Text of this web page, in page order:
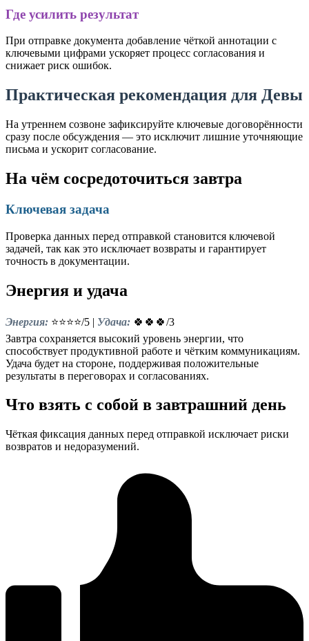
Где усилить результат
При отправке документа добавление чёткой аннотации с
ключевыми цифрами ускоряет процесс согласования и
снижает риск ошибок.
Практическая рекомендация для Девы
На утреннем созвоне зафиксируйте ключевые договорённости
сразу после обсуждения — это исключит лишние уточняющие
письма и ускорит согласование.
На чём сосредоточиться завтра
Ключевая задача
Проверка данных перед отправкой становится ключевой
задачей, так как это исключает возвраты и гарантирует
точность в документации.
Энергия и удача
Энергия: ⭐⭐⭐⭐/5 | Удача: 🍀🍀🍀/3
Завтра сохраняется высокий уровень энергии, что
способствует продуктивной работе и чётким коммуникациям.
Удача будет на стороне, поддерживая положительные
результаты в переговорах и согласованиях.
Что взять с собой в завтрашний день
Чёткая фиксация данных перед отправкой исключает риски
возвратов и недоразумений.